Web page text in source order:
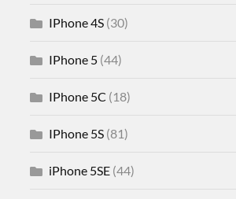
IPhone 4S (30)
IPhone 5 (44)
IPhone 5C (18)
IPhone 5S (81)
iPhone 5SE (44)